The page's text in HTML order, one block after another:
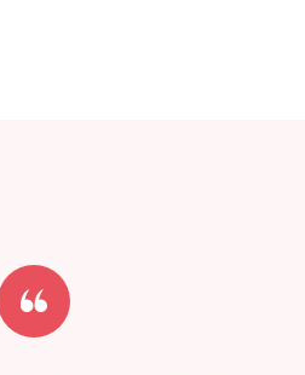
free trial no credit card